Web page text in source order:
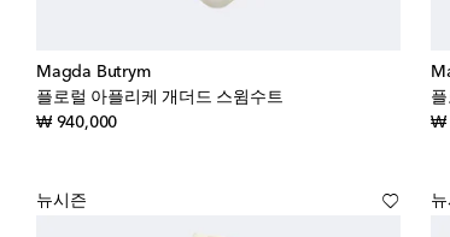
Magda Butrym
플로럴 아플리케 개더드 스윔수트
₩ 940,000original price
₩
뉴시즌